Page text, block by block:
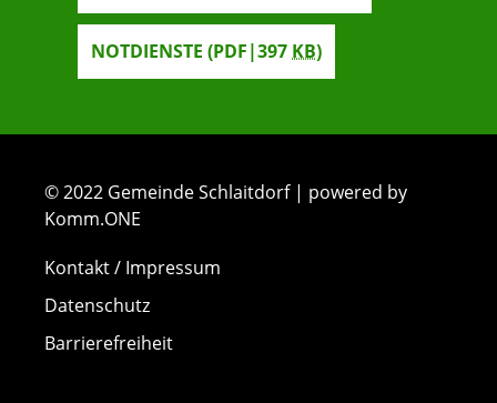
NOTDIENSTE (PDF|397KB)
© 2022 Gemeinde Schlaitdorf | powered by
Komm.ONE
Kontakt / Impressum
Datenschutz
Barrierefreiheit